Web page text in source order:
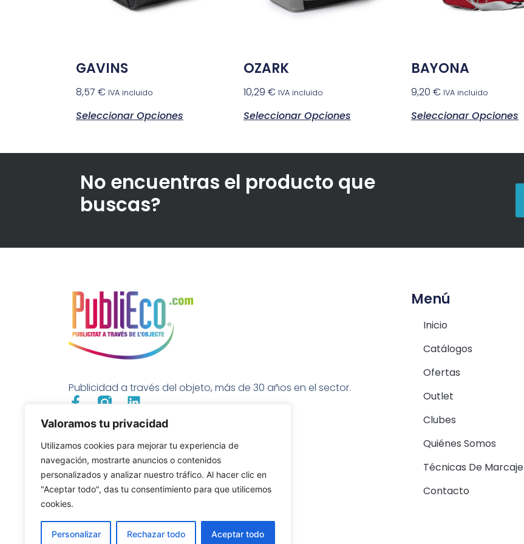
Valoramos tu privacidad
Utilizamos cookies para mejorar tu experiencia de
navegación, mostrarte anuncios o contenidos
personalizados y analizar nuestro tráfico. Al hacer clic en
"Aceptar todo", das tu consentimiento para que utilicemos
cookies.
Personalizar Rechazar todo Aceptar todo
GAVINS
8,57 € IVA incluido
Seleccionar Opciones
OZARK
10,29 € IVA incluido
Seleccionar Opciones
BAYONA
9,20 € IVA incluido
Seleccionar Opciones
No encuentras el producto que
buscas?
Publicidad a través del objeto, más de 30 años en el sector.
Menú
Inicio
Catálogos
Ofertas
Outlet
Clubes
Quiénes Somos
Técnicas De Marcaje
Contacto